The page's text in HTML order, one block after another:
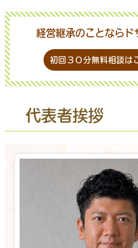
経営継承のことならド
初回３０分無料相談は
代表者挨拶